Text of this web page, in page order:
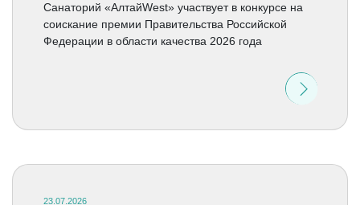
Санаторий «АлтайWest» участвует в конкурсе на
соискание премии Правительства Российской
Федерации в области качества 2026 года
23.07.2026